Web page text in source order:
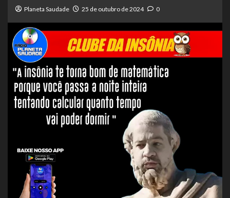
Planeta Saudade 25 de outubro de 2024 0